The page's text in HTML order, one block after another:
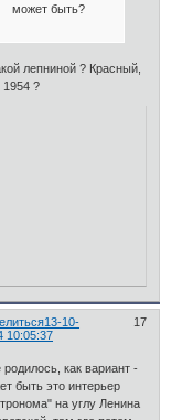
может быть?
лепниной ? Красный,
1954 ?
17
13-10-
10:05:37
как вариант -
быть это интерьер
на углу Ленина